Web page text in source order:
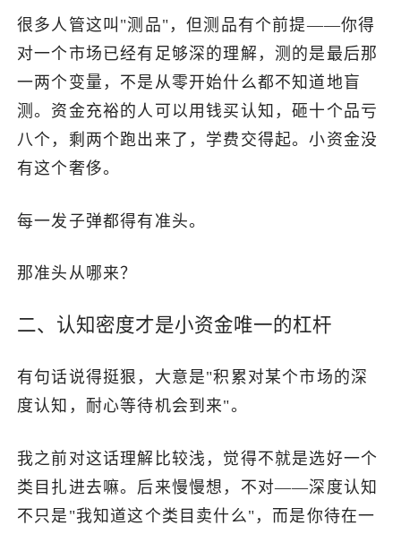
很多人管这叫"测品"，但测品有个前提——你得
对一个市场已经有足够深的理解，测的是最后那
一两个变量，不是从零开始什么都不知道地盲
测。资金充裕的人可以用钱买认知，砸十个品亏
八个，剩两个跑出来了，学费交得起。小资金没
有这个奢侈。
每一发子弹都得有准头。
那准头从哪来？
二、认知密度才是小资金唯一的杠杆
有句话说得挺狠，大意是"积累对某个市场的深
度认知，耐心等待机会到来"。
我之前对这话理解比较浅，觉得不就是选好一个
类目扎进去嘛。后来慢慢想，不对——深度认知
不只是"我知道这个类目卖什么"，而是你待在一